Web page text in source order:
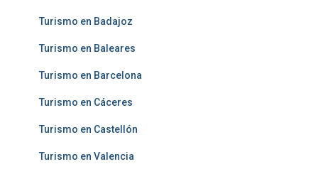
Turismo en Badajoz
Turismo en Baleares
Turismo en Barcelona
Turismo en Cáceres
Turismo en Castellón
Turismo en Valencia